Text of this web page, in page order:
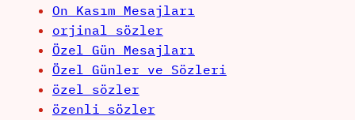
On Kasım Mesajları
orjinal sözler
Özel Gün Mesajları
Özel Günler ve Sözleri
özel sözler
özenli sözler